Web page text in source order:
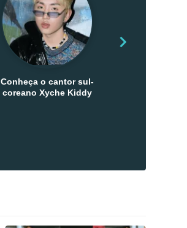
Conheça o cantor sul-
coreano Xyche Kiddy